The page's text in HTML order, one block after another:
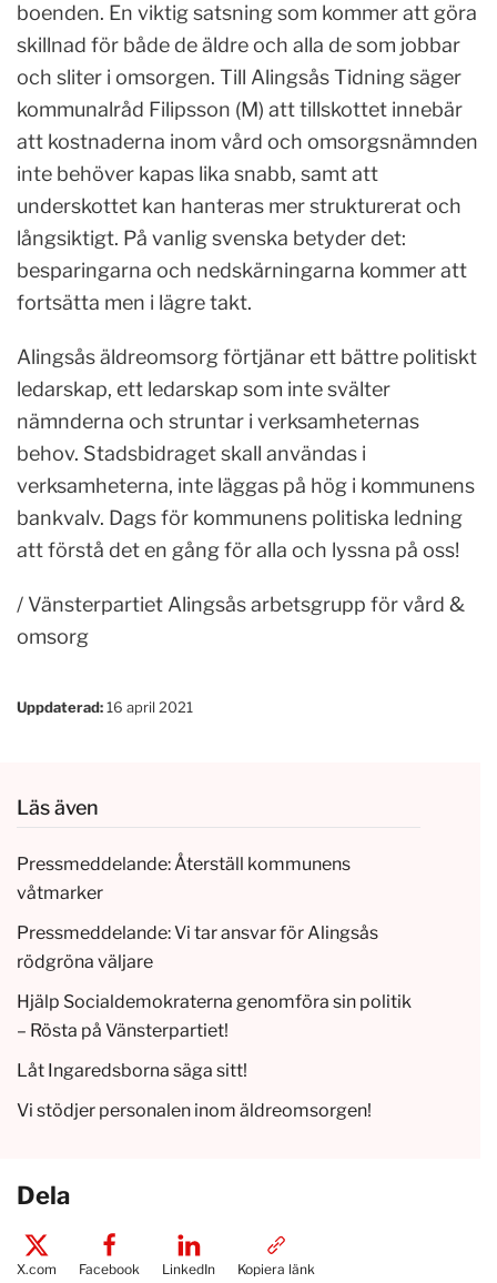
boenden. En viktig satsning som kommer att göra
skillnad för både de äldre och alla de som jobbar
och sliter i omsorgen. Till Alingsås Tidning säger
kommunalråd Filipsson (M) att tillskottet innebär
att kostnaderna inom vård och omsorgsnämnden
inte behöver kapas lika snabb, samt att
underskottet kan hanteras mer strukturerat och
långsiktigt. På vanlig svenska betyder det:
besparingarna och nedskärningarna kommer att
fortsätta men i lägre takt.
Alingsås äldreomsorg förtjänar ett bättre politiskt
ledarskap, ett ledarskap som inte svälter
nämnderna och struntar i verksamheternas
behov. Stadsbidraget skall användas i
verksamheterna, inte läggas på hög i kommunens
bankvalv. Dags för kommunens politiska ledning
att förstå det en gång för alla och lyssna på oss!
/ Vänsterpartiet Alingsås arbetsgrupp för vård &
omsorg
Uppdaterad:16 april 2021
Läs även
Pressmeddelande: Återställ kommunens
våtmarker
Pressmeddelande: Vi tar ansvar för Alingsås
rödgröna väljare
Hjälp Socialdemokraterna genomföra sin politik
– Rösta på Vänsterpartiet!
Låt Ingaredsborna säga sitt!
Vi stödjer personalen inom äldreomsorgen!
Dela
X.com Facebook LinkedIn Kopiera länk